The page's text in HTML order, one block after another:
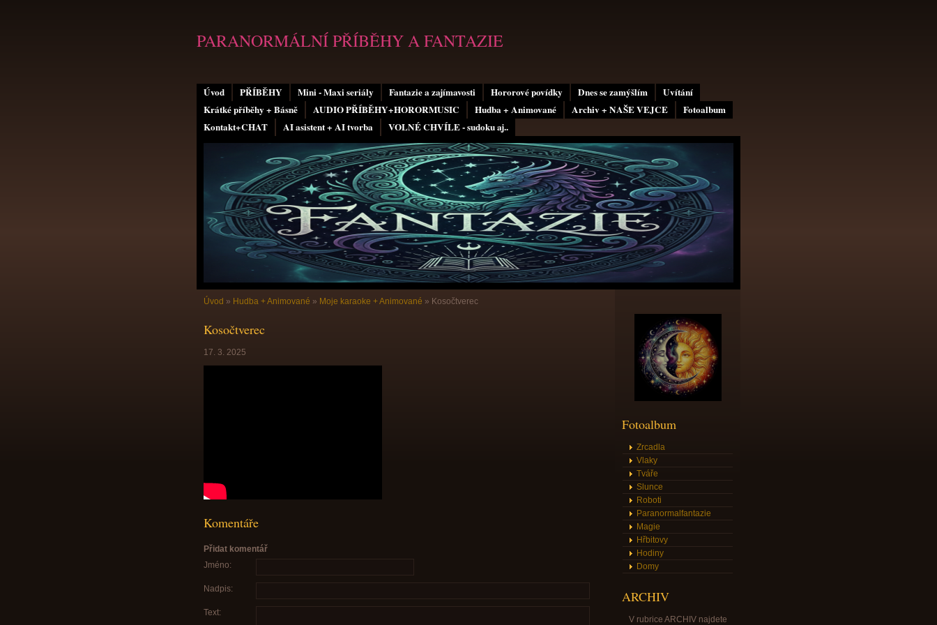
Úvod PŘÍBĚHY Mini - Maxi seriály Fantazie a zajímavosti Hororové povídky Dnes se zamýšlím
Uvítání
Krátké příběhy + Básně
AUDIO PŘÍBĚHY+HORORMUSIC Hudba + Animované Archiv + NAŠE VEJCE
Fotoalbum
Kontakt+CHAT
AI asistent + AI tvorba VOLNÉ CHVÍLE - sudoku aj..
PARANORMÁLNÍ PŘÍBĚHY A FANTAZIE
Úvod » Hudba + Animované » Moje karaoke + Animované » Kosočtverec
Kosočtverec
17. 3. 2025
Komentáře
Přidat komentář
Jméno:
Nadpis:
Text:
Fotoalbum
Zrcadla
Vlaky
Tváře
Slunce
Roboti
Paranormalfantazie
Magie
Hřbitovy
Hodiny
Domy
ARCHIV
V rubrice ARCHIV najdete